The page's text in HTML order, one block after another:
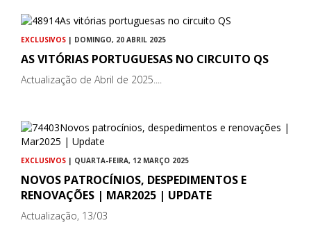
EXCLUSIVOS | DOMINGO, 20 ABRIL 2025
AS VITÓRIAS PORTUGUESAS NO CIRCUITO QS
Actualização de Abril de 2025....
EXCLUSIVOS | QUARTA-FEIRA, 12 MARÇO 2025
NOVOS PATROCÍNIOS, DESPEDIMENTOS E
RENOVAÇÕES | MAR2025 | UPDATE
Actualização, 13/03